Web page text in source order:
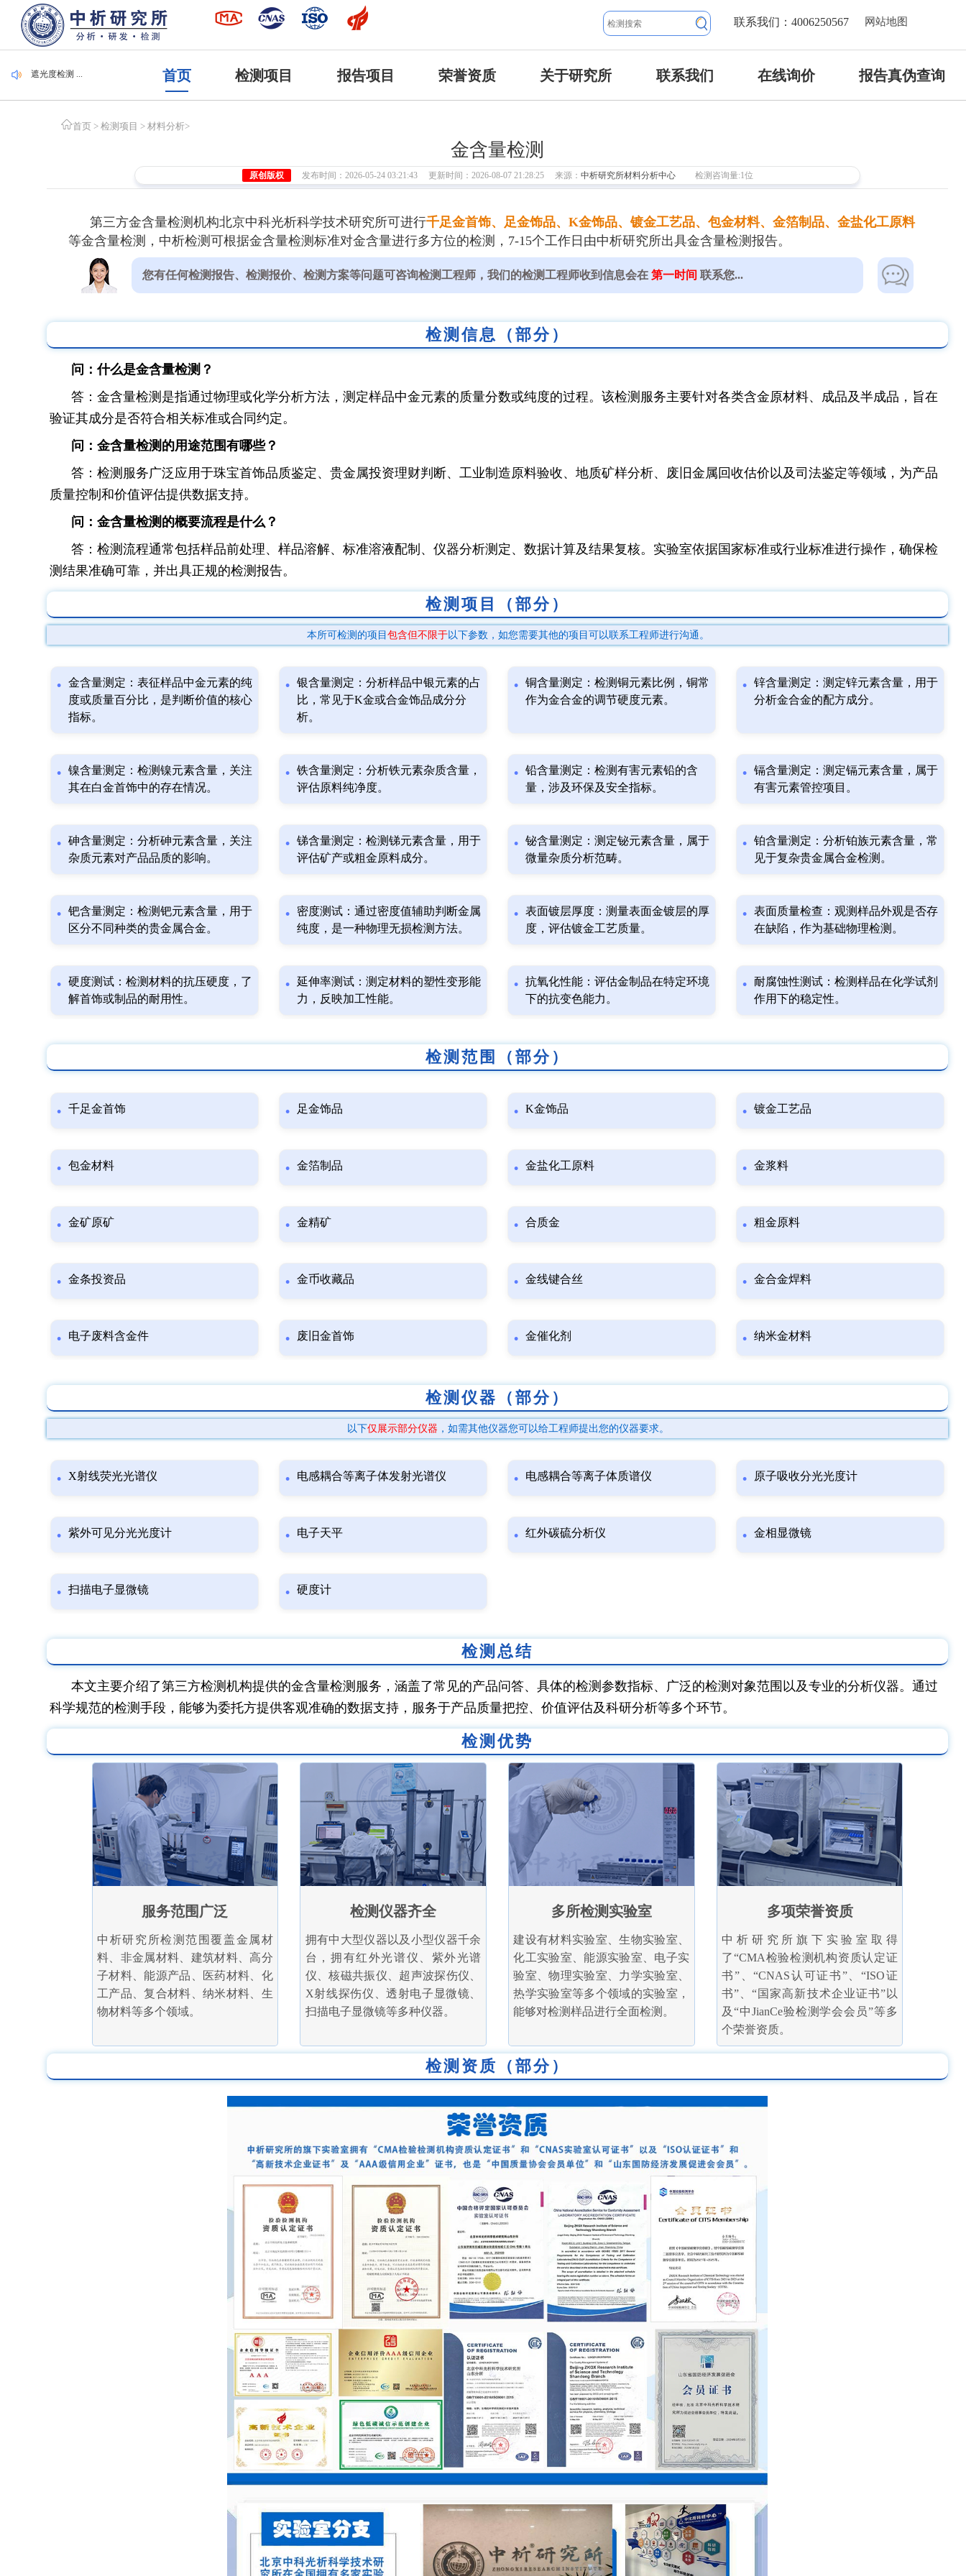
网站地图
联系我们：4006250567
毛刷检测 ...
集装袋检测 ...
遮光度检测 ...
首页 检测项目 报告项目 荣誉资质 关于研究所 联系我们 在线询价 报告真伪查询
首页 > 检测项目 > 材料分析>
金含量检测
原创版权 发布时间：2026-05-24 03:21:43 更新时间：2026-08-07 21:28:25 来源： 中析研究所材料分析中心 检测咨询量:1位
第三方金含量检测机构北京中科光析科学技术研究所可进行千足金首饰、足金饰品、K金饰品、镀金工艺品、包金材料、金箔制品、金盐化工原料
等金含量检测，中析检测可根据金含量检测标准对金含量进行多方位的检测，7-15个工作日由中析研究所出具金含量检测报告。
您有任何检测报告、检测报价、检测方案等问题可咨询检测工程师，我们的检测工程师收到信息会在第一时间 联系您...
检测信息（部分）
问：什么是金含量检测？
答：金含量检测是指通过物理或化学分析方法，测定样品中金元素的质量分数或纯度的过程。该检测服务主要针对各类含金原材料、成品及半成品，旨在
验证其成分是否符合相关标准或合同约定。
问：金含量检测的用途范围有哪些？
答：检测服务广泛应用于珠宝首饰品质鉴定、贵金属投资理财判断、工业制造原料验收、地质矿样分析、废旧金属回收估价以及司法鉴定等领域，为产品
质量控制和价值评估提供数据支持。
问：金含量检测的概要流程是什么？
答：检测流程通常包括样品前处理、样品溶解、标准溶液配制、仪器分析测定、数据计算及结果复核。实验室依据国家标准或行业标准进行操作，确保检
测结果准确可靠，并出具正规的检测报告。
检测项目（部分）
本所可检测的项目 包含但不限于以下参数，如您需要其他的项目可以联系工程师进行沟通。
金含量测定：表征样品中金元素的纯
度或质量百分比，是判断价值的核心
指标。
银含量测定：分析样品中银元素的占
比，常见于K金或合金饰品成分分
析。
铜含量测定：检测铜元素比例，铜常
作为金合金的调节硬度元素。
锌含量测定：测定锌元素含量，用于
分析金合金的配方成分。
镍含量测定：检测镍元素含量，关注
其在白金首饰中的存在情况。
铁含量测定：分析铁元素杂质含量，
评估原料纯净度。
铅含量测定：检测有害元素铅的含
量，涉及环保及安全指标。
镉含量测定：测定镉元素含量，属于
有害元素管控项目。
砷含量测定：分析砷元素含量，关注
杂质元素对产品品质的影响。
锑含量测定：检测锑元素含量，用于
评估矿产或粗金原料成分。
铋含量测定：测定铋元素含量，属于
微量杂质分析范畴。
铂含量测定：分析铂族元素含量，常
见于复杂贵金属合金检测。
钯含量测定：检测钯元素含量，用于
区分不同种类的贵金属合金。
密度测试：通过密度值辅助判断金属
纯度，是一种物理无损检测方法。
表面镀层厚度：测量表面金镀层的厚
度，评估镀金工艺质量。
表面质量检查：观测样品外观是否存
在缺陷，作为基础物理检测。
硬度测试：检测材料的抗压硬度，了
解首饰或制品的耐用性。
延伸率测试：测定材料的塑性变形能
力，反映加工性能。
抗氧化性能：评估金制品在特定环境
下的抗变色能力。
耐腐蚀性测试：检测样品在化学试剂
作用下的稳定性。
检测范围（部分）
千足金首饰 足金饰品 K金饰品 镀金工艺品
包金材料 金箔制品 金盐化工原料 金浆料
金矿原矿 金精矿 合质金 粗金原料
金条投资品 金币收藏品 金线键合丝 金合金焊料
电子废料含金件 废旧金首饰 金催化剂 纳米金材料
检测仪器（部分）
以下仅展示部分仪器 ，如需其他仪器您可以给工程师提出您的仪器要求。
X射线荧光光谱仪 电感耦合等离子体发射光谱仪 电感耦合等离子体质谱仪 原子吸收分光光度计
紫外可见分光光度计 电子天平 红外碳硫分析仪 金相显微镜
扫描电子显微镜 硬度计
检测总结
本文主要介绍了第三方检测机构提供的金含量检测服务，涵盖了常见的产品问答、具体的检测参数指标、广泛的检测对象范围以及专业的分析仪器。通过
科学规范的检测手段，能够为委托方提供客观准确的数据支持，服务于产品质量把控、价值评估及科研分析等多个环节。
检测优势
服务范围广泛
中析研究所检测范围覆盖金属材
料、非金属材料、建筑材料、高分
子材料、能源产品、医药材料、化
工产品、复合材料、纳米材料、生
物材料等多个领域。
检测仪器齐全
拥有中大型仪器以及小型仪器千余
台，拥有红外光谱仪、紫外光谱
仪、核磁共振仪、超声波探伤仪、
X射线探伤仪、透射电子显微镜、
扫描电子显微镜等多种仪器。
多所检测实验室
建设有材料实验室、生物实验室、
化工实验室、能源实验室、电子实
验室、物理实验室、力学实验室、
热学实验室等多个领域的实验室，
能够对检测样品进行全面检测。
多项荣誉资质
中析研究所旗下实验室取得
了“CMA检验检测机构资质认定证
书”、“CNAS认可证书”、“ISO证
书”、“国家高新技术企业证书”以
及“中JianCe验检测学会会员”等多
个荣誉资质。
检测资质（部分）